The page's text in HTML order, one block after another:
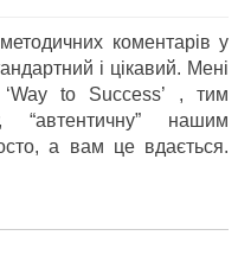
коментарів у
і цікавий. Мені
to Success’ , тим
нашим
а вам це вдається.